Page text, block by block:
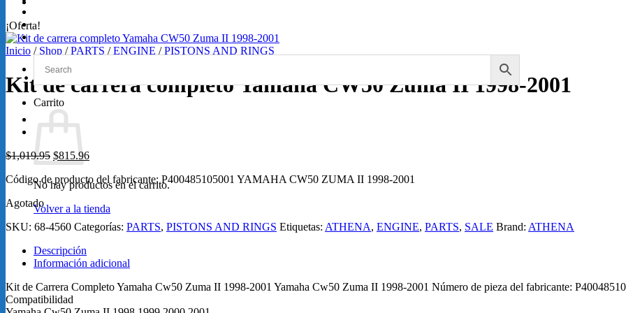
SERVICIOS
Loretta Lynn 2026
Carrito
No hay productos en el carrito.
Volver a la tienda
¡Oferta!
Inicio / Shop / PARTS / ENGINE / PISTONS AND RINGS
Kit de carrera completo Yamaha CW50 Zuma II 1998-2001
$1,019.95 Original
price
was:
$1,019.95.
$815.96Current
is:
$815.96.
Código de producto del fabricante: P400485105001 YAMAHA CW50 ZUMA II 1998-2001
Agotado
SKU: 68-4560 Categorías: PARTS, PISTONS AND RINGS Etiquetas: ATHENA, ENGINE, PARTS, SALE Brand: ATHENA
Descripción
Información adicional
Kit de Carrera Completo Yamaha Cw50 Zuma II 1998-2001 Yamaha Cw50 Zuma II 1998-2001 Número de pieza del fabricante:
Compatibilidad